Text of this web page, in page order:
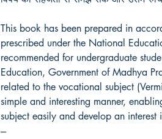
This book has been prepared in
prescribed under the National
recommended for undergraduate
Education, Government of Madhya
related to the vocational subject
simple and interesting manner,
subject easily and develop an interest
---